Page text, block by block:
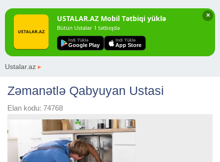
✕
USTALAR.AZ Mobil Tətbiqi yüklə
Bütün Ustalar 1 tətbiqdə
Indi Yüklə
Google Play
Indi Yüklə
App Store
Ustalar.az ▸
Zəmanətlə Qabyuyan Ustasi
Elan kodu: 74768